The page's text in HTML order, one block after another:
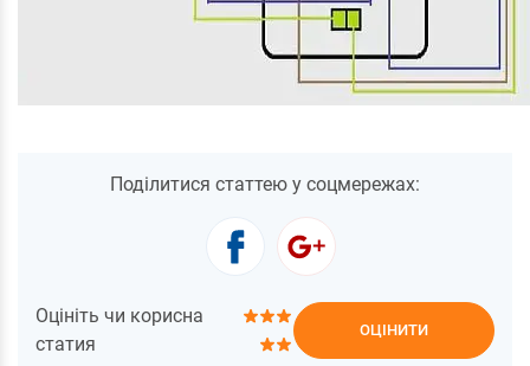
Поділитися статтею у соцмережах:
Оцініть чи корисна
статия
ОЦІНИТИ